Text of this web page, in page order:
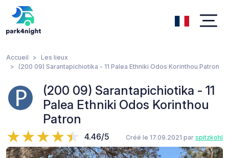
Accueil
Les lieux
(200 09) Sarantapichiotika - 11 Palea Ethniki Odos Korinthou Patron
(200 09) Sarantapichiotika - 11
Palea Ethniki Odos Korinthou
Patron
4.46/5 Créé le 17.09.2021 par spitzkohl